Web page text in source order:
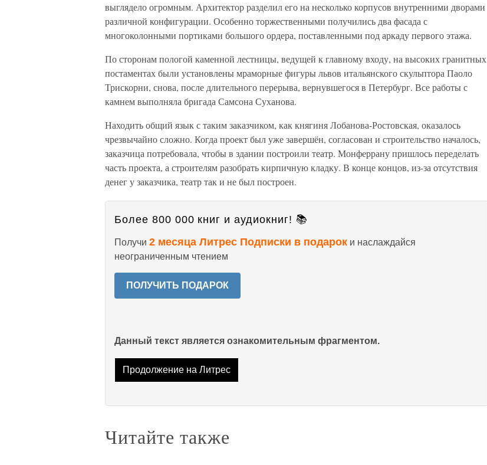
выглядело огромным. Архитектор разделил его на несколько корпусов внутренними дворами
различной конфигурации. Особенно торжественными получились два фасада с
многоколонными портиками большого ордера, поставленными под аркаду первого этажа.
По сторонам пологой каменной лестницы, ведущей к главному входу, на высоких гранитных
постаментах были установлены мраморные фигуры львов итальянского скульптора Паоло
Трискорни, снова, после длительного перерыва, вернувшегося в Петербург. Все работы с
камнем выполняла бригада Самсона Суханова.
Находить общий язык с таким заказчиком, как княгиня Лобанова-Ростовская, оказалось
чрезвычайно сложно. Когда проект был уже завершён, согласован и строительство началось,
заказчица потребовала, чтобы в здании построили театр. Монферрану пришлось переделать
часть проекта, а строителям разобрать кирпичную кладку. В конце концов, из-за отсутствия
денег у заказчика, театр так и не был построен.
Более 800 000 книг и аудиокниг! 📚
Получи 2 месяца Литрес Подписки в подарок и наслаждайся
неограниченным чтением
ПОЛУЧИТЬ ПОДАРОК
Данный текст является ознакомительным фрагментом.
Продолжение на Литрес
Читайте также